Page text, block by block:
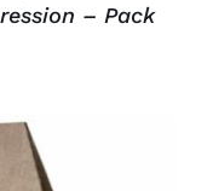
– Pack